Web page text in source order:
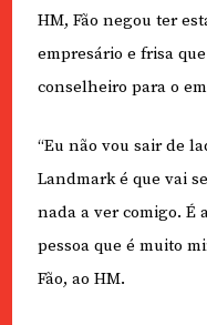
HM, Fão negou ter
empresário e frisa
conselheiro para o
“Eu não vou sair de
Landmark é que vai
nada a ver comigo. É
pessoa que é muito
Fão, ao HM.